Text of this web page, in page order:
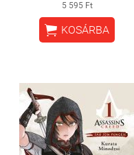
5 595 Ft
 KOSÁRBA